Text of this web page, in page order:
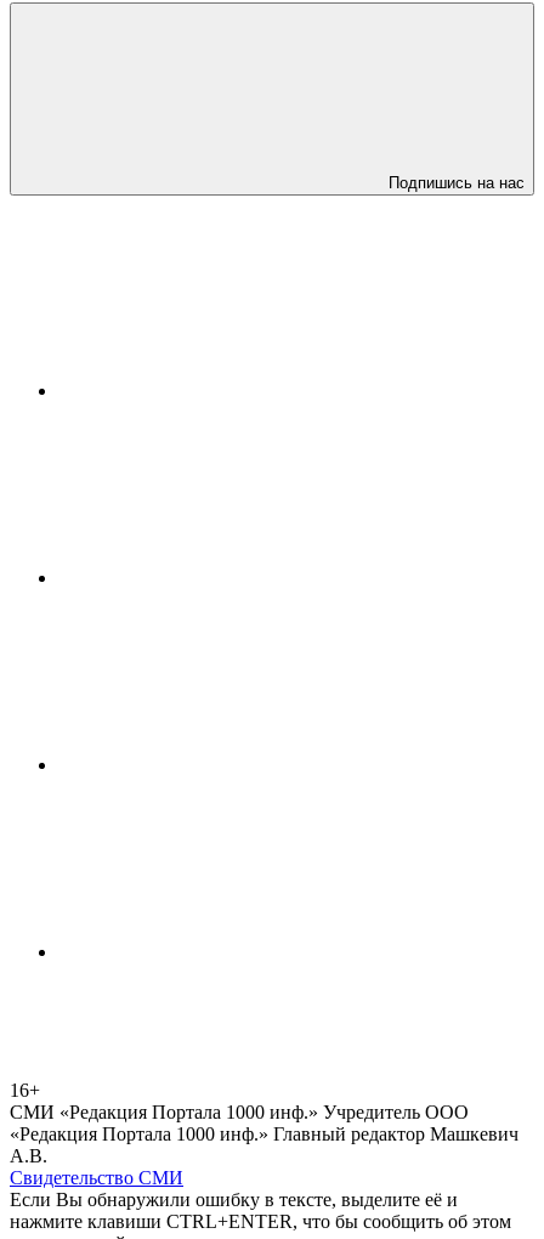
Подпишись на нас
16+
СМИ «Редакция Портала 1000 инф.» Учредитель ООО
«Редакция Портала 1000 инф.» Главный редактор Машкевич
А.В.
Свидетельство СМИ
Если Вы обнаружили ошибку в тексте, выделите её и
нажмите клавиши CTRL+ENTER, что бы сообщить об этом